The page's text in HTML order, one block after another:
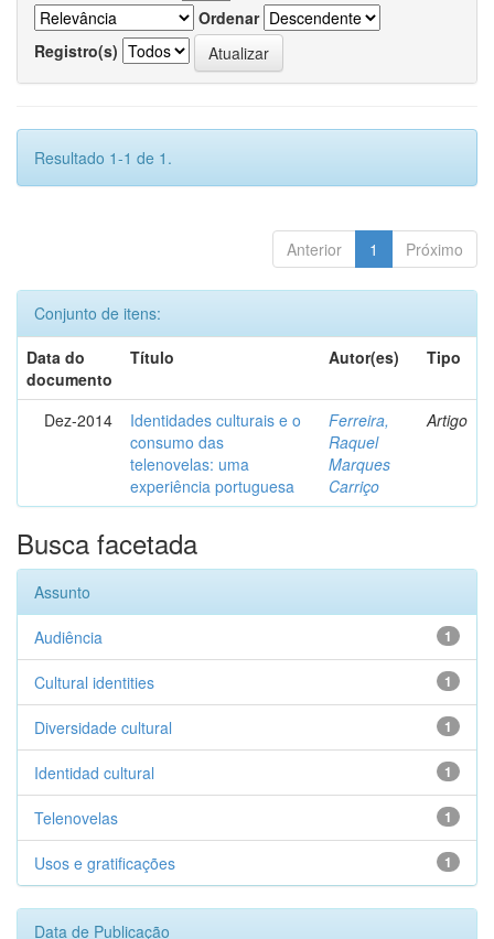
Ordenar
Registro(s)
Resultado 1-1 de 1.
Anterior 1 Próximo
Conjunto de itens:
Data do
documento
Título Autor(es) Tipo
Dez-2014
Identidades culturais e o
consumo das
telenovelas: uma
experiência portuguesa
Ferreira,
Raquel
Marques
Carriço
Artigo
Busca facetada
Assunto
1
Audiência
1
Cultural identities
1
Diversidade cultural
1
Identidad cultural
1
Telenovelas
1
Usos e gratificações
Data de Publicação